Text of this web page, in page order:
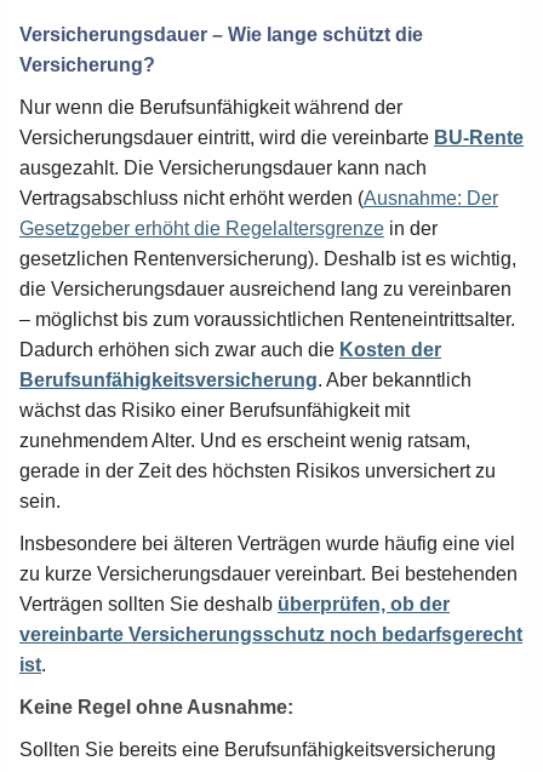
Versicherungsdauer – Wie lange schützt die
Versicherung?
Nur wenn die Berufsunfähigkeit während der
Versicherungsdauer eintritt, wird die vereinbarte BU-Rente
ausgezahlt. Die Versicherungsdauer kann nach
Vertragsabschluss nicht erhöht werden (Ausnahme: Der
Gesetzgeber erhöht die Regelaltersgrenze in der
gesetzlichen Rentenversicherung). Deshalb ist es wichtig,
die Versicherungsdauer ausreichend lang zu vereinbaren
– möglichst bis zum voraussichtlichen Renteneintrittsalter.
Dadurch erhöhen sich zwar auch die Kosten der
Berufsunfähigkeitsversicherung. Aber bekanntlich
wächst das Risiko einer Berufsunfähigkeit mit
zunehmendem Alter. Und es erscheint wenig ratsam,
gerade in der Zeit des höchsten Risikos unversichert zu
sein.
Insbesondere bei älteren Verträgen wurde häufig eine viel
zu kurze Versicherungsdauer vereinbart. Bei bestehenden
Verträgen sollten Sie deshalb überprüfen, ob der
vereinbarte Versicherungsschutz noch bedarfsgerecht
ist.
Keine Regel ohne Ausnahme:
Sollten Sie bereits eine Berufsunfähigkeitsversicherung